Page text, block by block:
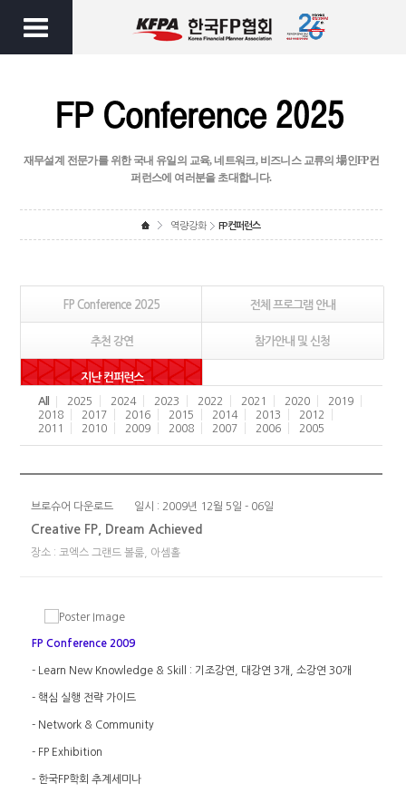
재무설계 전문가를 위한 국내 유일의 교육, 네트워크, 비즈니스 교류의 場인FP컨
퍼런스에 여러분을 초대합니다.
역량강화 FP컨퍼런스
FP Conference 2025 전체 프로그램 안내
추천 강연 참가안내 및 신청
지난 컨퍼런스
All 2025 2024 2023 2022 2021 2020
2019
2018
2017 2016 2015 2014 2013
2012
2011
2010 2009 2008 2007 2006 2005
브로슈어 다운로드 일시 : 2009년 12월 5일 - 06일
Creative FP, Dream Achieved
장소 : 코엑스 그랜드 볼룸, 아셈홀
FP Conference 2009
- Learn New Knowledge & Skill : 기조강연, 대강연 3개, 소강연 30개
- 핵심 실행 전략 가이드
- Network & Community
- FP Exhibition
- 한국FP학회 추계세미나